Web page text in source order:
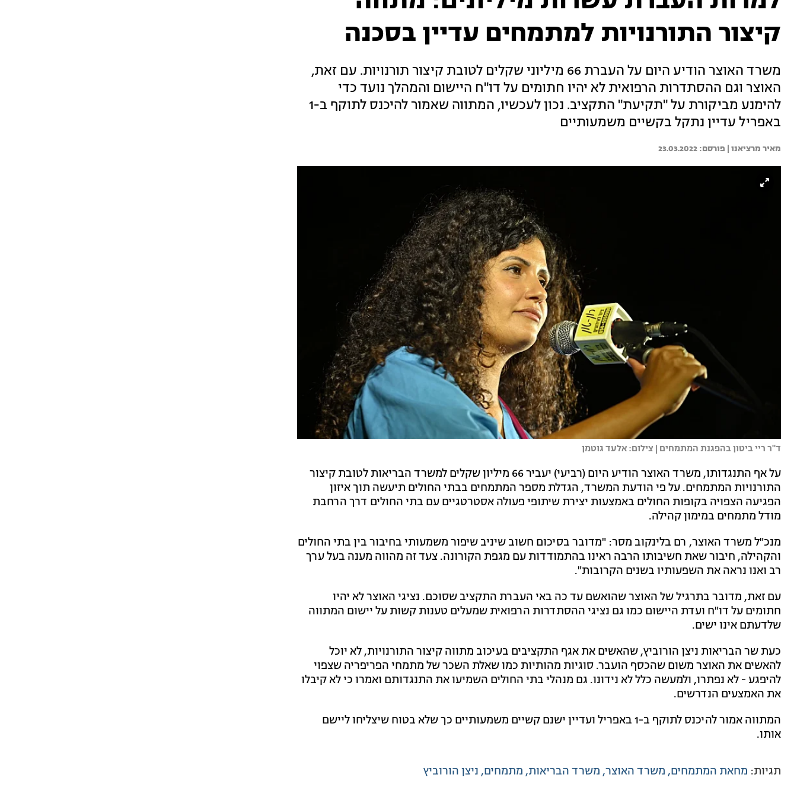
קיצור התורנויות למתמחים עדיין בסכנה
משרד האוצר הודיע היום על העברת 66 מיליוני שקלים לטובת קיצור תורנויות. עם זאת,
האוצר וגם ההסתדרות הרפואית לא יהיו חתומים על דו"ח היישום והמהלך נועד כדי
להימנע מביקורת על "תקיעת" התקציב. נכון לעכשיו, המתווה שאמור להיכנס לתוקף ב-1
באפריל עדיין נתקל בקשיים משמעותיים
מאיר מרציאנו | 23.03.2022
ד"ר ריי ביטון בהפגנת המתמחים | צילום: אלעד גוטמן
על אף התנגדותו, משרד האוצר הודיע היום (רביעי) יעביר 66 מיליון שקלים למשרד הבריאות לטובת קיצור
התורנויות המתמחים. על פי הודעת המשרד, הגדלת מספר המתמחים בבתי החולים תיעשה תוך איזון
הפגיעה הצפויה בקופות החולים באמצעות יצירת שיתופי פעולה אסטרטגיים עם בתי החולים דרך הרחבת
מודל מתמחים במימון קהילה.
מנכ"ל משרד האוצר, רם בלינקוב מסר: "מדובר בסיכום חשוב שיניב שיפור משמעותי בחיבור בין בתי החולים
והקהילה, חיבור שאת חשיבותו הרבה ראינו בהתמודדות עם מגפת הקורונה. צעד זה מהווה מענה בעל ערך
רב ואנו נראה את השפעותיו בשנים הקרובות".
עם זאת, מדובר בתרגיל של האוצר שהואשם עד כה באי העברת התקציב שסוכם. נציגי האוצר לא יהיו
חתומים על דו"ח ועדת היישום כמו גם נציגי ההסתדרות הרפואית שמעלים טענות קשות על יישום המתווה
שלדעתם אינו ישים.
כעת שר הבריאות ניצן הורוביץ, שהאשים את אגף התקציבים בעיכוב מתווה קיצור התורנויות, לא יוכל
להאשים את האוצר משום שהכסף הועבר. ‏סוגיות מהותיות כמו שאלת השכר של מתמחי הפריפריה שצפוי
להיפגע - לא נפתרו, ולמעשה כלל לא נידונו. גם מנהלי בתי החולים השמיעו את התנגדותם ואמרו כי לא קיבלו
את האמצעים הנדרשים.
המתווה אמור להיכנס לתוקף ב-1 באפריל ועדיין ישנם קשיים משמעותיים כך שלא בטוח שיצליחו ליישם
אותו.
תגיות: מחאת המתמחים משרד האוצר משרד הבריאות מתמחים ניצן הורוביץ